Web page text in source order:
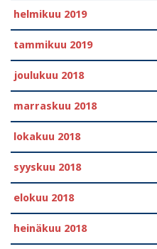
helmikuu 2019
tammikuu 2019
joulukuu 2018
marraskuu 2018
lokakuu 2018
syyskuu 2018
elokuu 2018
heinäkuu 2018